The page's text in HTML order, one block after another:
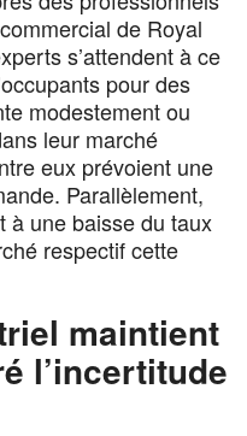
de Royal
s’attendent à ce
pour des
modestement ou
leur marché
eux prévoient une
Parallèlement,
à une baisse du taux
respectif cette
maintient
l’incertitude